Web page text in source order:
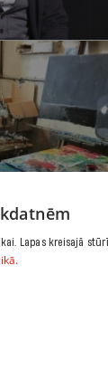
Lapas kreisajā